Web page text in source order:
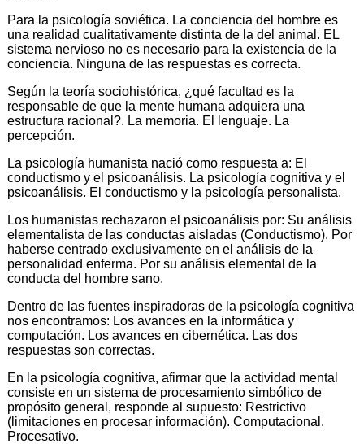
Para la psicología soviética. La conciencia del hombre es
una realidad cualitativamente distinta de la del animal. EL
sistema nervioso no es necesario para la existencia de la
conciencia. Ninguna de las respuestas es correcta.
Según la teoría sociohistórica, ¿qué facultad es la
responsable de que la mente humana adquiera una
estructura racional?. La memoria. El lenguaje. La
percepción.
La psicología humanista nació como respuesta a: El
conductismo y el psicoanálisis. La psicología cognitiva y el
psicoanálisis. El conductismo y la psicología personalista.
Los humanistas rechazaron el psicoanálisis por: Su análisis
elementalista de las conductas aisladas (Conductismo). Por
haberse centrado exclusivamente en el análisis de la
personalidad enferma. Por su análisis elemental de la
conducta del hombre sano.
Dentro de las fuentes inspiradoras de la psicología cognitiva
nos encontramos: Los avances en la informática y
computación. Los avances en cibernética. Las dos
respuestas son correctas.
En la psicología cognitiva, afirmar que la actividad mental
consiste en un sistema de procesamiento simbólico de
propósito general, responde al supuesto: Restrictivo
(limitaciones en procesar información). Computacional.
Procesativo.